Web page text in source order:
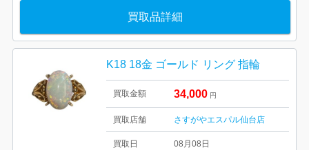
買取品詳細
K18 18金 ゴールド リング 指輪
買取金額 34,000 円
買取店舗 さすがやエスパル仙台店
買取日 08月08日